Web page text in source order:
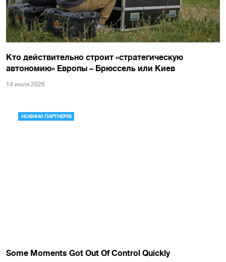
Кто действительно строит «стратегическую
автономию» Европы – Брюссель или Киев
14 июля 2026